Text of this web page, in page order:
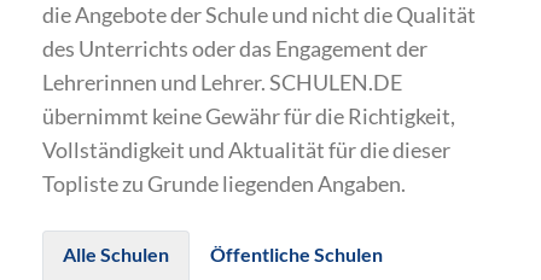
die Angebote der Schule und nicht die Qualität
des Unterrichts oder das Engagement der
Lehrerinnen und Lehrer. SCHULEN.DE
übernimmt keine Gewähr für die Richtigkeit,
Vollständigkeit und Aktualität für die dieser
Topliste zu Grunde liegenden Angaben.
Alle Schulen Öffentliche Schulen